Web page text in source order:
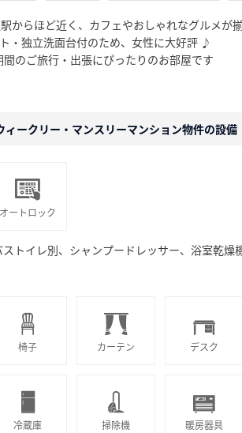
からほど近く、カフェやおしゃれなグルメが
・独立洗面台付のため、女性に大好評 ♪
のご旅行・出張にぴったりのお部屋です
ィークリー・マンスリーマンション物件の設備
オートロック
トイレ別、シャンプードレッサー、浴室乾燥
椅子 カーテン デスク
冷蔵庫 掃除機 暖房器具